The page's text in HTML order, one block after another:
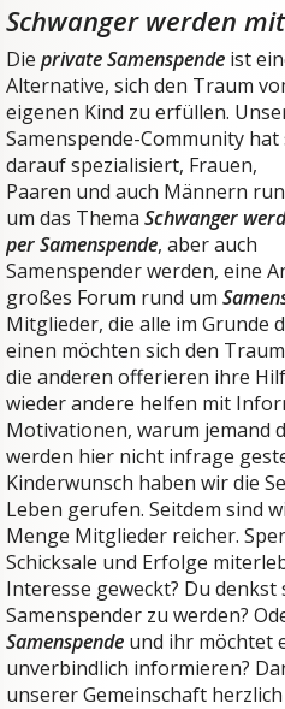
Schwanger werden
Die private Samenspende ist
Alternative, sich den Traum
eigenen Kind zu erfüllen.
Samenspende-Community hat
darauf spezialisiert, Frauen,
Paaren und auch Männern
um das Thema Schwanger
per Samenspende, aber auch
Samenspender werden, eine
großes Forum rund um
Mitglieder, die alle im Grunde
einen möchten sich den
die anderen offerieren ihre
wieder andere helfen mit
Motivationen, warum jemand
werden hier nicht infrage
Kinderwunsch haben wir die
Leben gerufen. Seitdem sind
Menge Mitglieder reicher.
Schicksale und Erfolge
Interesse geweckt? Du
Samenspender zu werden?
Samenspende und ihr möchtet
unverbindlich informieren?
unserer Gemeinschaft